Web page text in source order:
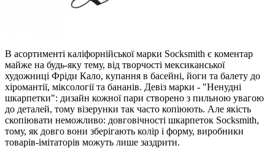
В асортименті каліфорнійської марки Socksmith є коментар
майже на будь-яку тему, від творчості мексиканської
художниці Фріди Кало, купання в басейні, йоги та балету до
хіромантії, міксології та бананів. Девіз марки - "Ненудні
шкарпетки": дизайн кожної пари створено з пильною увагою
до деталей, тому візерунки так часто копіюють. Але якість
скопіювати неможливо: довговічності шкарпеток Socksmith,
тому, як довго вони зберігають колір і форму, виробники
товарів-імітаторів можуть лише заздрити.